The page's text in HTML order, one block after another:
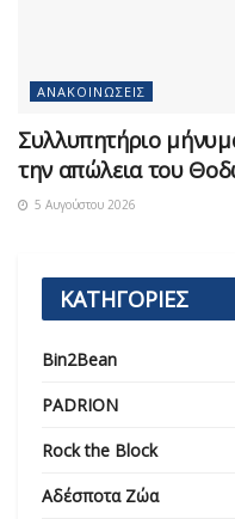
ΑΝΑΚΟΙΝΏΣΕΙΣ
Συλλυπητήριο
την απώλεια του
5 Αυγούστου 2026
ΚΑΤΗΓΟΡΙΕΣ
Bin2Bean
PADRION
Rock the Block
Αδέσποτα Ζώα